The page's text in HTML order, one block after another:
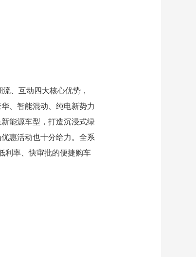
、互动四大核心优势，
、智能混动、纯电新势力
能源车型，打造沉浸式绿
惠活动也十分给力。全系
利率、快审批的便捷购车